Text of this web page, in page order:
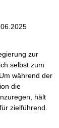
zur
selbst zum
während der
die
hält
zielführend.